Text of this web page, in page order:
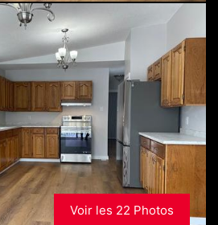
Voir les 22 Photos